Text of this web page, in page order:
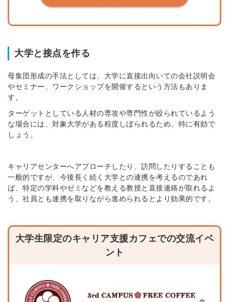
大学と接点を作る
母集団形成の手法としては、大学に直接出向いての会社説明会
やセミナー、ワークショップを開催するという方法もありま
す。
ターゲットとしている人材の専攻や専門性が絞られているよう
な場合には、対象大学がある程度しぼられるため、特に有効で
しょう。
キャリアセンターへアプローチしたり、訪問したりすることも
一般的ですが、今後長く続く大学との連携を考えるのであれ
ば、特定の学科やゼミなどを教える教授と直接連絡が取れるよ
う、社員とも連携を取りながら進められるとより効果的です。
大学生限定のキャリア支援カフェでの交流イベ
ント